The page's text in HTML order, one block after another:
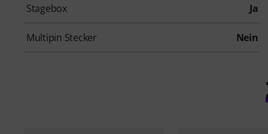
Stagebox Ja
Multipin Stecker Nein